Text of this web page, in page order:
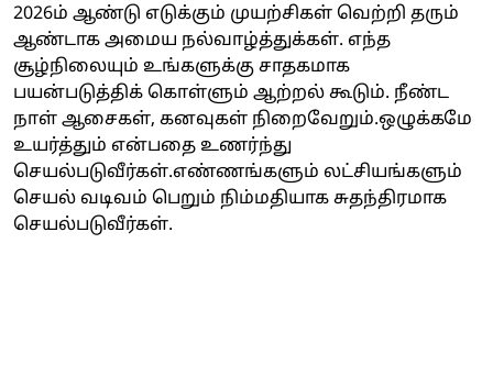
2026ம் ஆண்டு எடுக்கும் முயற்சிகள் வெற்றி தரும்
ஆண்டாக அமைய நல்வாழ்த்துக்கள். எந்த
சூழ்நிலையும் உங்களுக்கு சாதகமாக
பயன்படுத்திக் கொள்ளும் ஆற்றல் கூடும். நீண்ட
நாள் ஆசைகள், கனவுகள் நிறைவேறும்.ஒழுக்கமே
உயர்த்தும் என்பதை உணர்ந்து
செயல்படுவீர்கள்.எண்ணங்களும் லட்சியங்களும்
செயல் வடிவம் பெறும் நிம்மதியாக சுதந்திரமாக
செயல்படுவீர்கள்.